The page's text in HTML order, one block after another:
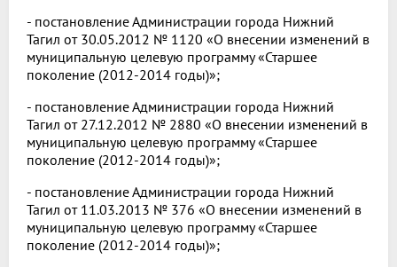
- постановление Администрации города Нижний
Тагил от 30.05.2012 № 1120 «О внесении изменений в
муниципальную целевую программу «Старшее
поколение (2012-2014 годы)»;
- постановление Администрации города Нижний
Тагил от 27.12.2012 № 2880 «О внесении изменений в
муниципальную целевую программу «Старшее
поколение (2012-2014 годы)»;
- постановление Администрации города Нижний
Тагил от 11.03.2013 № 376 «О внесении изменений в
муниципальную целевую программу «Старшее
поколение (2012-2014 годы)»;